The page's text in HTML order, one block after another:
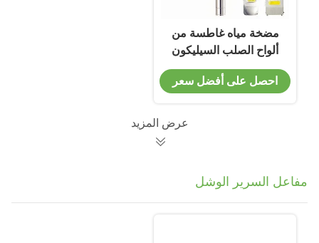
مضخة مياه غاطسة من
ألواح الصلب السيليكون
المدرفلة على البارد عالية
الدقة
احصل على أفضل سعر
عرض المزيد
مفاعل السرير الوشل